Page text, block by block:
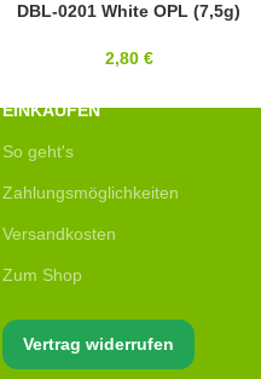
8/0
DBL-0201 White OPL (7,5g)
2,80 €
EINKAUFEN
So geht's
Zahlungsmöglichkeiten
Versandkosten
Zum Shop
Vertrag widerrufen